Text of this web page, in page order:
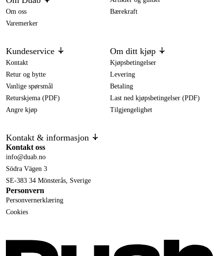
Om oss
Varemerker
Bærekraft
Kundeservice
Kontakt
Retur og bytte
Vanlige spørsmål
Returskjema (PDF)
Angre kjøp
Om ditt kjøp
Kjøpsbetingelser
Levering
Betaling
Last ned kjøpsbetingelser (PDF)
Tilgjengelighet
Kontakt & informasjon
Kontakt oss
info@duab.no
Södra Vägen 3
SE-383 34 Mönsterås, Sverige
Personvern
Personvernerklæring
Cookies